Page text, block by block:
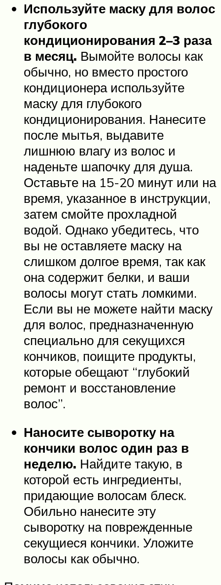
Используйте маску для волос
глубокого
кондиционирования 2–3 раза
в месяц. Вымойте волосы как
обычно, но вместо простого
кондиционера используйте
маску для глубокого
кондиционирования. Нанесите
после мытья, выдавите
лишнюю влагу из волос и
наденьте шапочку для душа.
Оставьте на 15-20 минут или на
время, указанное в инструкции,
затем смойте прохладной
водой. Однако убедитесь, что
вы не оставляете маску на
слишком долгое время, так как
она содержит белки, и ваши
волосы могут стать ломкими.
Если вы не можете найти маску
для волос, предназначенную
специально для секущихся
кончиков, поищите продукты,
которые обещают “глубокий
ремонт и восстановление
волос”.
Наносите сыворотку на
кончики волос один раз в
неделю. Найдите такую, в
которой есть ингредиенты,
придающие волосам блеск.
Обильно нанесите эту
сыворотку на поврежденные
секущиеся кончики. Уложите
волосы как обычно.